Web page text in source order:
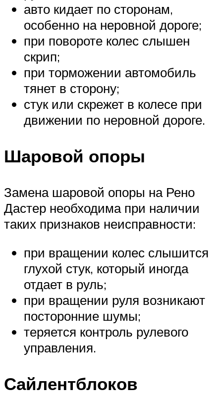
авто кидает по сторонам,
особенно на неровной дороге;
при повороте колес слышен
скрип;
при торможении автомобиль
тянет в сторону;
стук или скрежет в колесе при
движении по неровной дороге.
Шаровой опоры
Замена шаровой опоры на Рено
Дастер необходима при наличии
таких признаков неисправности:
при вращении колес слышится
глухой стук, который иногда
отдает в руль;
при вращении руля возникают
посторонние шумы;
теряется контроль рулевого
управления.
Сайлентблоков